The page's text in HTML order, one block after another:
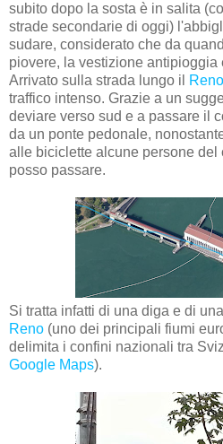
subito dopo la sosta è in salita
strade secondarie di oggi)
sudare, considerato che da
piovere, la vestizione antipioggia
Arrivato sulla strada lungo il
Reno
traffico intenso. Grazie a un
deviare verso sud e a passare il
da un ponte pedonale,
alle biciclette alcune persone del
posso passare.
Si tratta infatti di una diga e di
Reno (uno dei principali fiumi
delimita i confini nazionali tra
Google Maps).